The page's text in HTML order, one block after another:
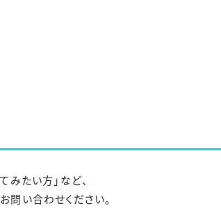
みたい方」など、
問い合わせください。